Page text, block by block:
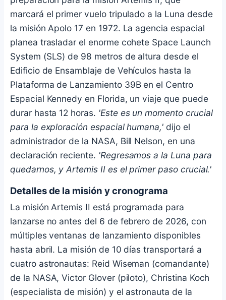
marcará el primer vuelo tripulado a la Luna desde
la misión Apolo 17 en 1972. La agencia espacial
planea trasladar el enorme cohete Space Launch
System (SLS) de 98 metros de altura desde el
Edificio de Ensamblaje de Vehículos hasta la
Plataforma de Lanzamiento 39B en el Centro
Espacial Kennedy en Florida, un viaje que puede
durar hasta 12 horas. 'Este es un momento crucial
para la exploración espacial humana,' dijo el
administrador de la NASA, Bill Nelson, en una
declaración reciente. 'Regresamos a la Luna para
quedarnos, y Artemis II es el primer paso crucial.'
Detalles de la misión y cronograma
La misión Artemis II está programada para
lanzarse no antes del 6 de febrero de 2026, con
múltiples ventanas de lanzamiento disponibles
hasta abril. La misión de 10 días transportará a
cuatro astronautas: Reid Wiseman (comandante)
de la NASA, Victor Glover (piloto), Christina Koch
(especialista de misión) y el astronauta de la